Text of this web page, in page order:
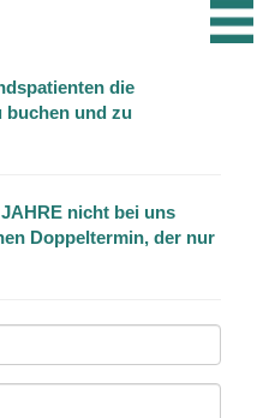
die
buchen und zu
nicht bei uns
Doppeltermin, der nur